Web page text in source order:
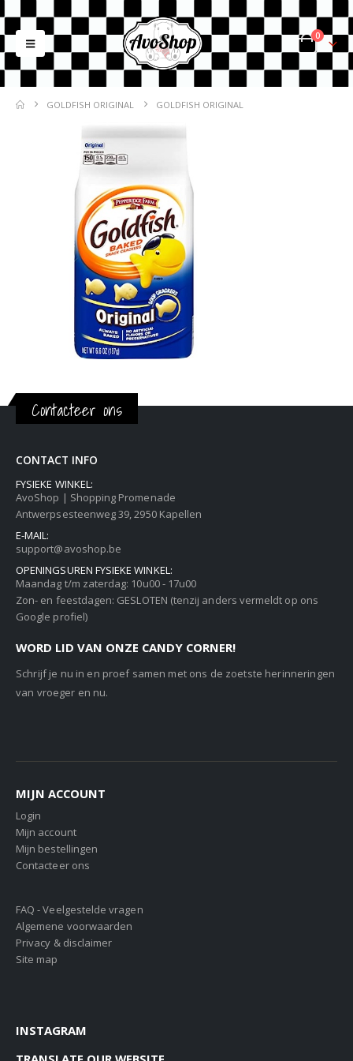
0
GOLDFISH ORIGINAL GOLDFISH ORIGINAL
Contacteer ons
CONTACT INFO
FYSIEKE WINKEL:
AvoShop | Shopping Promenade
Antwerpsesteenweg 39, 2950 Kapellen
E-MAIL:
support@avoshop.be
OPENINGSUREN FYSIEKE WINKEL:
Maandag t/m zaterdag: 10u00 - 17u00
Zon- en feestdagen: GESLOTEN (tenzij anders vermeldt op ons
Google profiel)
WORD LID VAN ONZE CANDY CORNER!
Schrijf je nu in en proef samen met ons de zoetste herinneringen
van vroeger en nu.
MIJN ACCOUNT
Login
Mijn account
Mijn bestellingen
Contacteer ons
FAQ - Veelgestelde vragen
Algemene voorwaarden
Privacy & disclaimer
Site map
INSTAGRAM